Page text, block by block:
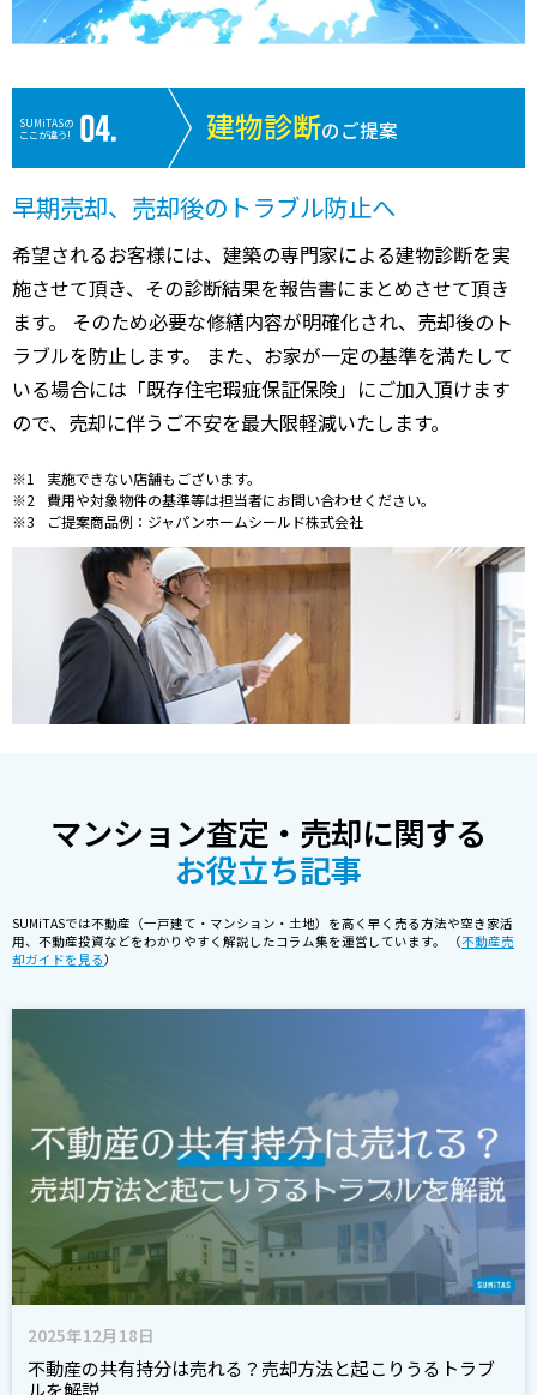
SUMiTASの
ここが違う!
建物診断のご提案
早期売却、売却後のトラブル防止へ
希望されるお客様には、建築の専門家による建物診断を実
施させて頂き、その診断結果を報告書にまとめさせて頂き
ます。 そのため必要な修繕内容が明確化され、売却後のト
ラブルを防止します。 また、お家が一定の基準を満たして
いる場合には「既存住宅瑕疵保証保険」にご加入頂けます
ので、売却に伴うご不安を最大限軽減いたします。
実施できない店舗もございます。
費用や対象物件の基準等は担当者にお問い合わせください。
ご提案商品例：ジャパンホームシールド株式会社
マンション査定・売却に関する
お役立ち記事
SUMiTASでは不動産（一戸建て・マンション・土地）を高く早く売る方法や空き家活
用、不動産投資などをわかりやすく解説したコラム集を運営しています。 （不動産売
却ガイドを見る）
2025年12月18日
不動産の共有持分は売れる？売却方法と起こりうるトラブ
ルを解説